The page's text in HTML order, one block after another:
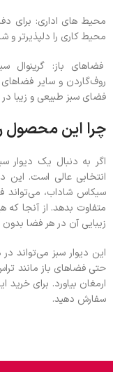
محیط‌ های اداری: برای
محیط کاری را دلپذیرتر و
فضاهای باز: گرینوال
روف‌گاردن و سایر
فضای سبز طبیعی و زیبا در
چرا این محصول
اگر به دنبال یک دیوار
انتخابی عالی است. این
سیکاس شاداب، می‌تواند
متفاوت بدهد. از آنجا که
زیبایی آن در هر فضا بدون
این دیوار سبز می‌تواند
حتی فضاهای باز مانند
ارمغان بیاورد. برای
سفارش دهید.